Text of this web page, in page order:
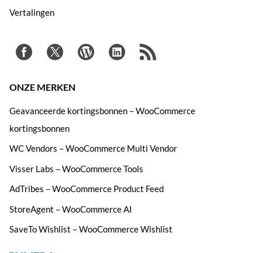
Vertalingen
ONZE MERKEN
Geavanceerde kortingsbonnen – WooCommerce
kortingsbonnen
WC Vendors – WooCommerce Multi Vendor
Visser Labs – WooCommerce Tools
AdTribes – WooCommerce Product Feed
StoreAgent – WooCommerce AI
SaveTo Wishlist – WooCommerce Wishlist